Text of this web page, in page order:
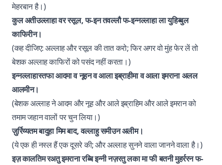
मेहरबान है।)
कुल अतीउल्लाहा वर रसूल, फ-इन तवल्लौ फ-इन्नल्लाहा ला युहिब्बुल
काफिरीन।
(कह दीजिए: अल्लाह और रसूल की तात करो; फिर अगर वो मुंह फेर लें तो
बेशक अल्लाह काफिरों को पसंद नहीं करता।)
इन्नल्लाहास्तफा आदमा व नूहन व आला इब्राहीमा व आला इमराना अलल
आलमीन।
(बेशक अल्लाह ने आदम और नूह और आले इब्राहिम और आले इमरान को
तमाम जहान वालों पर चुन लिया।)
ज़ुर्रिय्यतम बादुहा मिम बाद, वल्लाहु समीउन अलीम।
(ये एक ही नस्ल हैं एक दूसरे की; और अल्लाह सुनने वाला जानने वाला है।)
इज़ कालतिम रअतु इमराना रब्बि इन्नी नज़रतु लका मा फी बतनी मुहर्ररन फ-